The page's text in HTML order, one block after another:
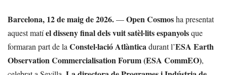
Barcelona, 12 de maig de 2026.—Open Cosmosha presentat
aquest matíel disseny final dels vuit satèl·lits espanyolsque
formaran part de la Constel·lació Atlànticadurant l’ESA Earth
Observation Commercialisation Forum (ESA CommEO),